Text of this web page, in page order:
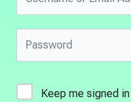
Keep me signed in